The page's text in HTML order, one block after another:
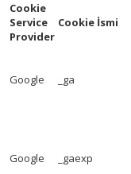
Cookie
Service
Provider
Cookie İsmi
Google _ga
Google _gaexp